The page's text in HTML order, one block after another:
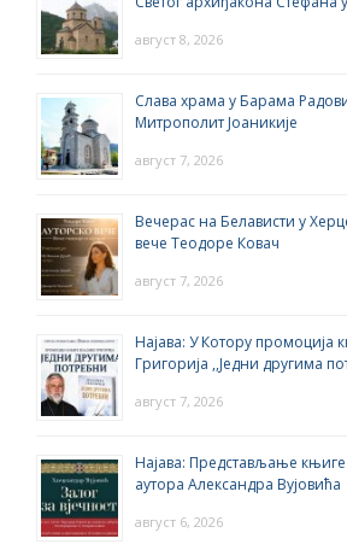
август 8, 2026
Слава храма у Барама
Митрополит Јоаникије
август 7, 2026
Вечерас на Белависти у
вече Теодоре Ковач
август 7, 2026
Најава: У Котору промоција
Григорија ,,Једни другима
август 7, 2026
Најава: Представљање књиге
аутора Александра Вујовића
август 6, 2026